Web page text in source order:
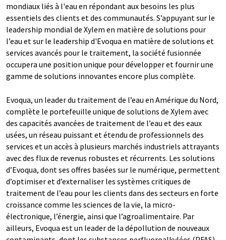
mondiaux liés à l'eau en répondant aux besoins les plus
essentiels des clients et des communautés. S’appuyant sur le
leadership mondial de Xylem en matière de solutions pour
l’eau et sur le leadership d'Evoqua en matière de solutions et
services avancés pour le traitement, la société fusionnée
occupera une position unique pour développer et fournir une
gamme de solutions innovantes encore plus complète.
Evoqua, un leader du traitement de l’eau en Amérique du Nord,
complète le portefeuille unique de solutions de Xylem avec
des capacités avancées de traitement de l’eau et des eaux
usées, un réseau puissant et étendu de professionnels des
services et un accès à plusieurs marchés industriels attrayants
avec des flux de revenus robustes et récurrents. Les solutions
d’Evoqua, dont ses offres basées sur le numérique, permettent
d’optimiser et d’externaliser les systèmes critiques de
traitement de l’eau pour les clients dans des secteurs en forte
croissance comme les sciences de la vie, la micro-
électronique, l’énergie, ainsi que l’agroalimentaire. Par
ailleurs, Evoqua est un leader de la dépollution de nouveaux